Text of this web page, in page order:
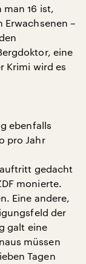
16 ist,
Erwachsenen –
eine
Krimi wird es
ebenfalls
pro Jahr
gedacht
monierte.
Eine andere,
der
galt eine
müssen
Tagen